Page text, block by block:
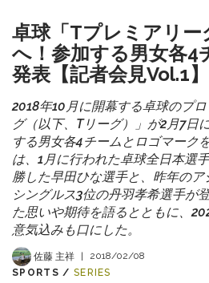
卓球「Tプレミアリー
へ！参加する男女各4
発表【記者会見Vol.1】
2018年10月に開幕する卓球のプ
グ（以下、Tリーグ）」が2月7日
する男女各4チームとロゴマーク
は、1月に行われた卓球全日本選
勝した早田ひな選手と、昨年の
シングルス3位の丹羽孝希選手が
た思いや期待を語るとともに、
意気込みも口にした。
佐藤 主祥 |
2018/02/08
SPORTS / SERIES